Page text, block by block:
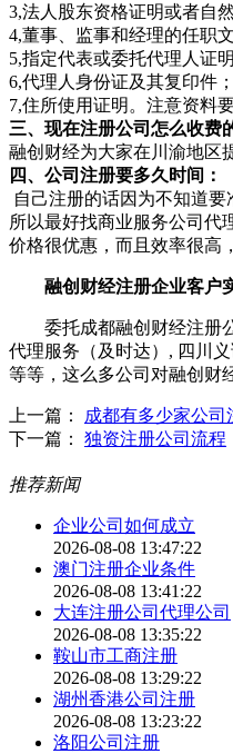
3,法人股东资格证明或者自
4,董事、监事和经理的任职
5,指定代表或委托代理人证明
6,代理人身份证及其复印件；
7,住所使用证明。注意资料
三、现在注册公司怎么收费
融创财经为大家在川渝地区
四、公司注册要多久时间：
自己注册的话因为不知道
所以最好找商业服务公司代
价格很优惠，而且效率很高
融创财经注册企业客户
委托成都融创财经注册公
代理服务（及时达）, 四川
等等，这么多公司对融创财
上一篇：
成都有多少家公司
下一篇： 独资注册公司流程
推荐新闻
企业公司如何成立
2026-08-08 13:47:22
澳门注册企业条件
2026-08-08 13:41:22
大连注册公司代理公司
2026-08-08 13:35:22
鞍山市工商注册
2026-08-08 13:29:22
湖州香港公司注册
2026-08-08 13:23:22
洛阳公司注册